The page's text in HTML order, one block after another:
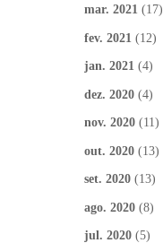
mar. 2021 (17)
fev. 2021 (12)
jan. 2021 (4)
dez. 2020 (4)
nov. 2020 (11)
out. 2020 (13)
set. 2020 (13)
ago. 2020 (8)
jul. 2020 (5)